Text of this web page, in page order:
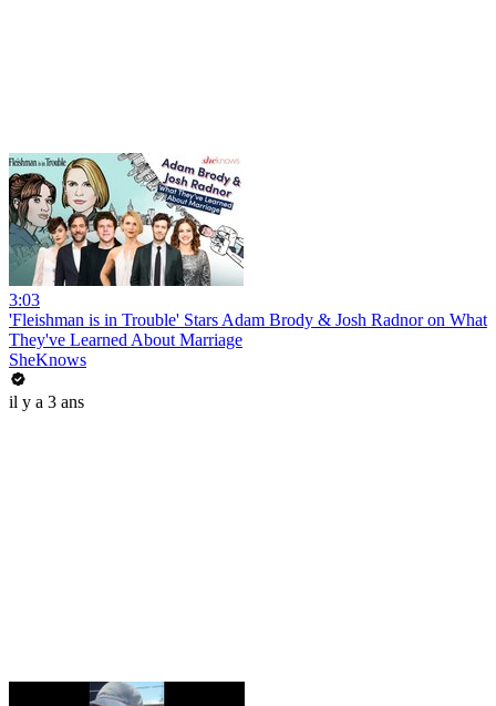
3:03
'Fleishman is in Trouble' Stars Adam Brody & Josh Radnor on What
They've Learned About Marriage
SheKnows
il y a 3 ans